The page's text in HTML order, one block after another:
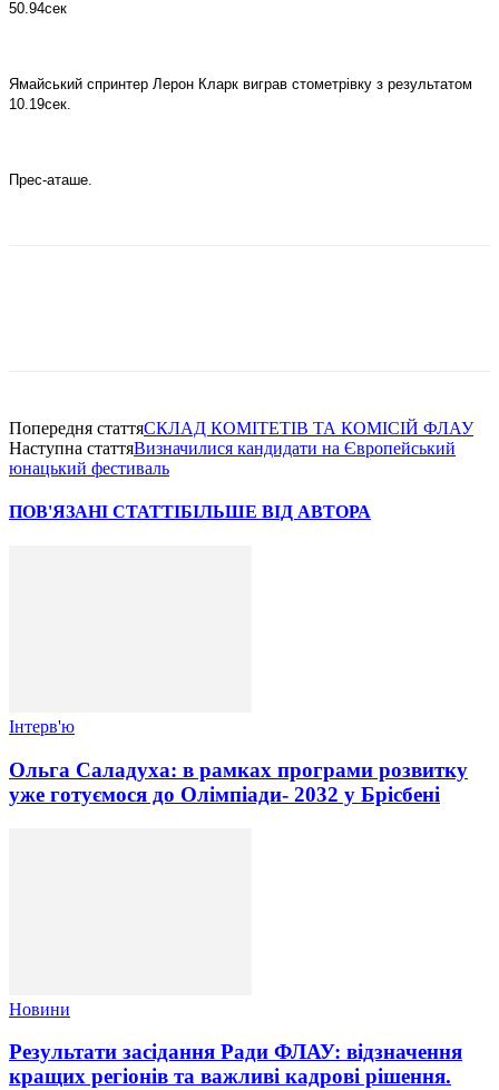
50.94сек
Ямайський спринтер Лерон Кларк виграв стометрівку з результатом
10.19сек.
Прес-аташе.
Попередня статтяСКЛАД КОМІТЕТІВ ТА КОМІСІЙ ФЛАУ
Наступна статтяВизначилися кандидати на Європейський
юнацький фестиваль
ПОВ'ЯЗАНІ СТАТТІБІЛЬШЕ ВІД АВТОРА
Інтерв'ю
Ольга Саладуха: в рамках програми розвитку
уже готуємося до Олімпіади- 2032 у Брісбені
Новини
Результати засідання Ради ФЛАУ: відзначення
кращих регіонів та важливі кадрові рішення.